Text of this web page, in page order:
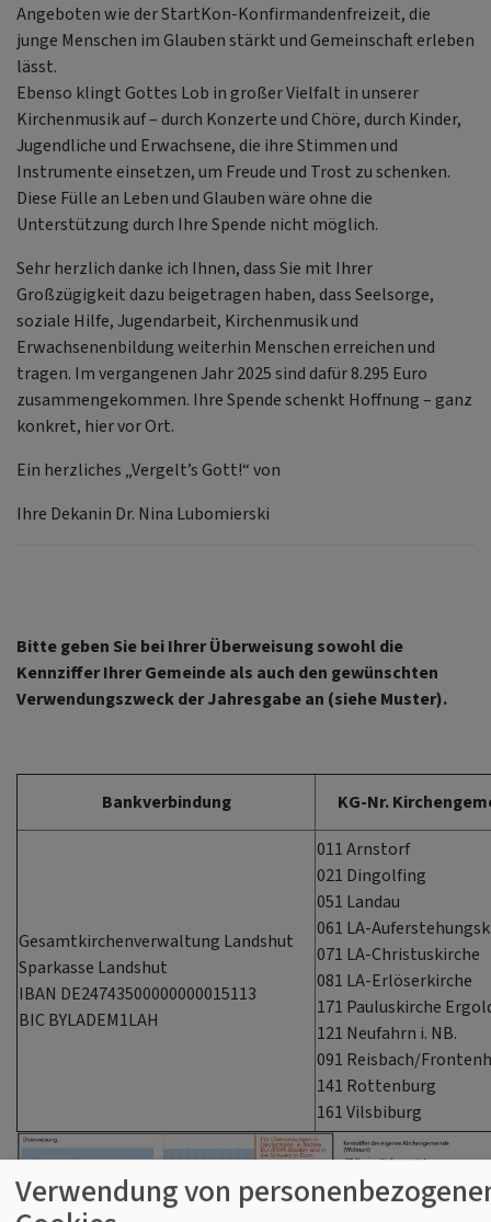
Angeboten wie der StartKon-Konfirmandenfreizeit, die
junge Menschen im Glauben stärkt und Gemeinschaft erleben
lässt.
Ebenso klingt Gottes Lob in großer Vielfalt in unserer
Kirchenmusik auf – durch Konzerte und Chöre, durch Kinder,
Jugendliche und Erwachsene, die ihre Stimmen und
Instrumente einsetzen, um Freude und Trost zu schenken.
Diese Fülle an Leben und Glauben wäre ohne die
Unterstützung durch Ihre Spende nicht möglich.
Sehr herzlich danke ich Ihnen, dass Sie mit Ihrer
Großzügigkeit dazu beigetragen haben, dass Seelsorge,
soziale Hilfe, Jugendarbeit, Kirchenmusik und
Erwachsenenbildung weiterhin Menschen erreichen und
tragen. Im vergangenen Jahr 2025 sind dafür 8.295 Euro
zusammengekommen. Ihre Spende schenkt Hoffnung – ganz
konkret, hier vor Ort.
Ein herzliches „Vergelt’s Gott!“ von
Ihre Dekanin Dr. Nina Lubomierski
Bitte geben Sie bei Ihrer Überweisung sowohl die
Kennziffer Ihrer Gemeinde als auch den gewünschten
Verwendungszweck der Jahresgabe an (siehe Muster).
Bankverbindung KG-Nr.
Gesamtkirchenverwaltung Landshut
Sparkasse Landshut
IBAN DE24743500000000015113
BIC BYLADEM1LAH
011 Arnstorf
021 Dingolfing
051 Landau
061 LA-
071 LA-Christuskirche
081 LA-Erlöserkirche
171 Pauluskirche
121 Neufahrn i. NB.
091 Reisbach/
141 Rottenburg
161 Vilsbiburg
Verwendung von